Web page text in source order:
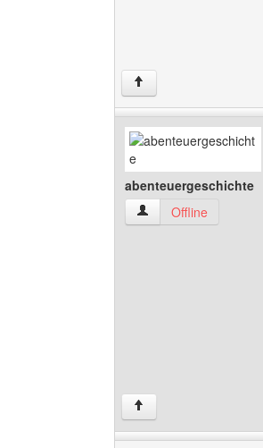
↑
abenteuergeschichte
abenteuergeschichte
Offline
↑